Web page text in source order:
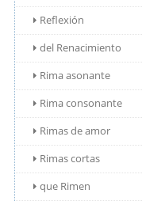
Reflexión
del Renacimiento
Rima asonante
Rima consonante
Rimas de amor
Rimas cortas
que Rimen